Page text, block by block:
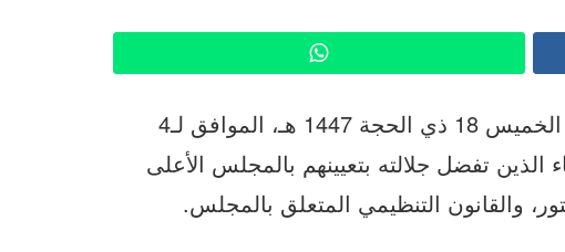
استقبل جلالة الملك محمد السادس، يومه الخميس 18 ذي الحجة 1447 هـ، الموافق لـ4
الذين تفضل جلالته بتعيينهم بالمجلس الأعلى
والقانون التنظيمي المتعلق بالمجلس.